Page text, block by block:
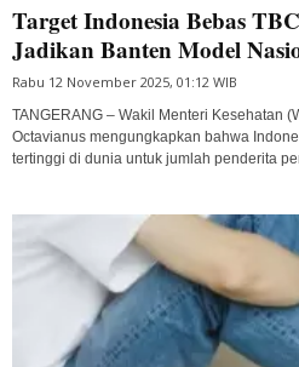
Target Indonesia Bebas
Jadikan Banten Model
Rabu 12 November 2025, 01:12 WIB
TANGERANG – Wakil Menteri Kesehatan
Octavianus mengungkapkan bahwa
tertinggi di dunia untuk jumlah penderita